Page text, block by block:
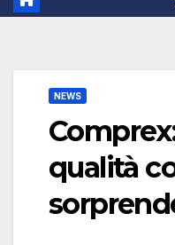
NEWS
qualità